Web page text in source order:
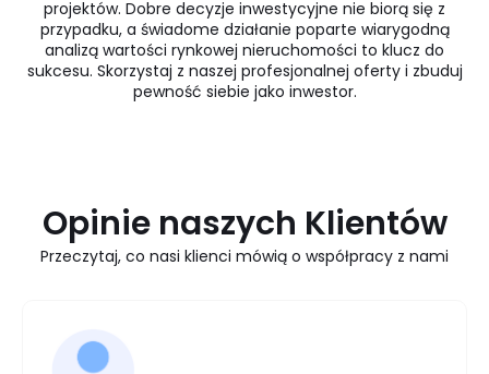
projektów. Dobre decyzje inwestycyjne nie biorą się z
przypadku, a świadome działanie poparte wiarygodną
analizą wartości rynkowej nieruchomości to klucz do
sukcesu. Skorzystaj z naszej profesjonalnej oferty i zbuduj
pewność siebie jako inwestor.
Opinie naszych Klientów
Przeczytaj, co nasi klienci mówią o współpracy z nami